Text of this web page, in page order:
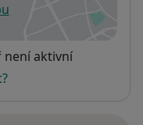
v nové záložce
není aktivní